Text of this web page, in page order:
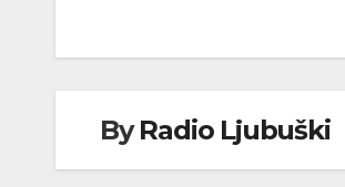
ByRadio Ljubuški